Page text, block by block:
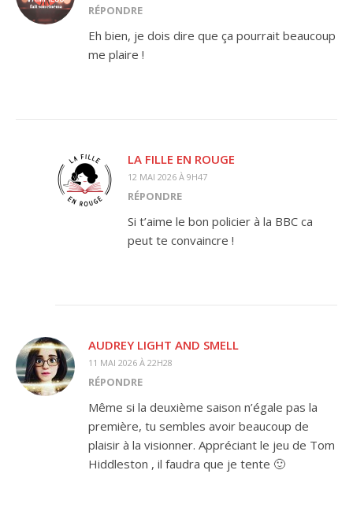
RÉPONDRE
Eh bien, je dois dire que ça pourrait beaucoup
me plaire !
LA FILLE EN ROUGE
12 MAI 2026 À 9H47
RÉPONDRE
Si t’aime le bon policier à la BBC ca
peut te convaincre !
AUDREY LIGHT AND SMELL
11 MAI 2026 À 22H28
RÉPONDRE
Même si la deuxième saison n’égale pas la
première, tu sembles avoir beaucoup de
plaisir à la visionner. Appréciant le jeu de Tom
Hiddleston , il faudra que je tente 🙂